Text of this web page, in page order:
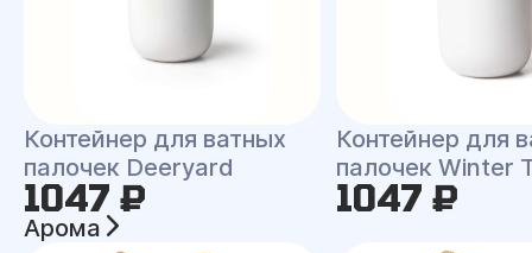
Контейнер для ватных
палочек Deeryard
1047 ₽
Контейнер для
палочек Winter
1047 ₽
Арома